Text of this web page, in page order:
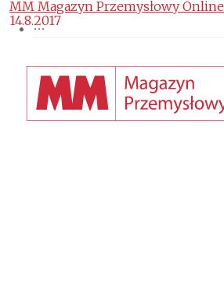
MM Magazyn Przemysłowy Online
14.8.2017